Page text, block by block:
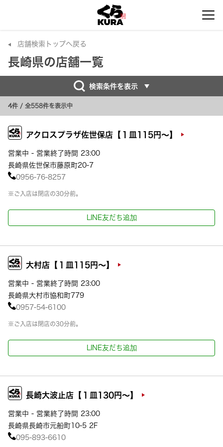
店舗検索トップへ戻る
長崎県の店舗一覧
検索条件を表示
4件 / 全558件を表示中
アクロスプラザ佐世保店【１皿115円～】
営業中 - 営業終了時間 23:00
長崎県佐世保市藤原町20-7
0956-76-8257
※ご入店は閉店の30分前。
LINE友だち追加
大村店【１皿115円～】
営業中 - 営業終了時間 23:00
長崎県大村市協和町779
0957-54-6100
※ご入店は閉店の30分前。
LINE友だち追加
長崎大波止店【１皿130円～】
営業中 - 営業終了時間 23:00
長崎県長崎市元船町10-5 2F
095-893-6610